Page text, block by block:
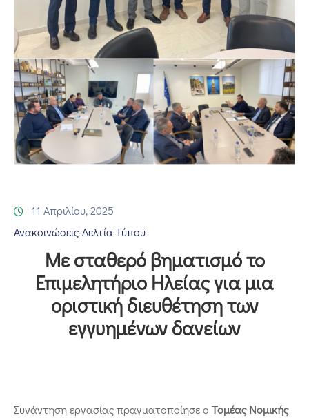
Πληροφόρηση
Προγράμματα
Χρηματοδότησης
Επικοινωνία
11 Απριλίου, 2025
Ανακοινώσεις-Δελτία Τύπου
Με σταθερό βηματισμό το
Επιμελητήριο Ηλείας για μια
οριστική διευθέτηση των
εγγυημένων δανείων
Συνάντηση εργασίας πραγματοποίησε ο Τομέας Νομικής